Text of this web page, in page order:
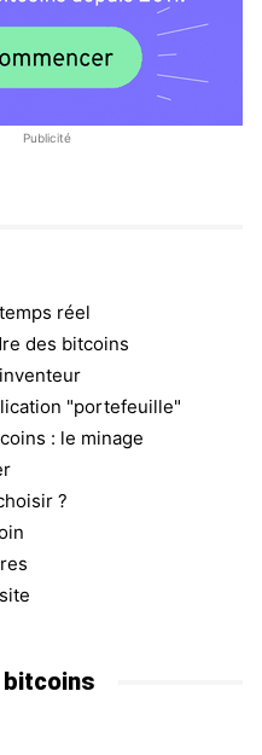
Publicité
réel
des bitcoins
"portefeuille"
: le minage
?
bitcoins